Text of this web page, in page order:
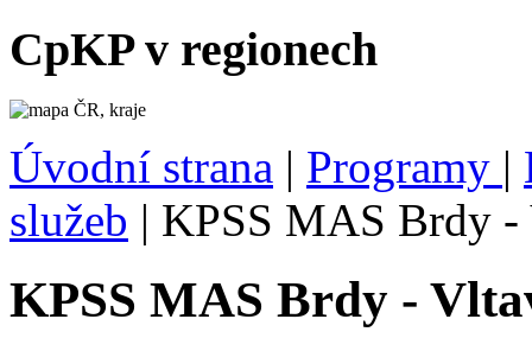
CpKP v regionech
Úvodní strana | Programy |
služeb | KPSS MAS Brdy -
KPSS MAS Brdy -